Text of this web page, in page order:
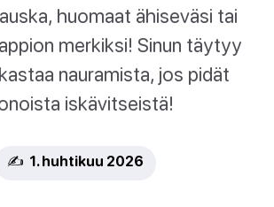
huomaat ähiseväsi tai
merkiksi! Sinun täytyy
nauramista, jos pidät
iskävitseistä!
✍️ 1. huhtikuu 2026